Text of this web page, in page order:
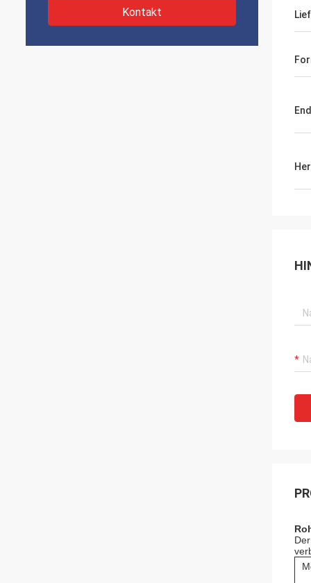
Kontakt